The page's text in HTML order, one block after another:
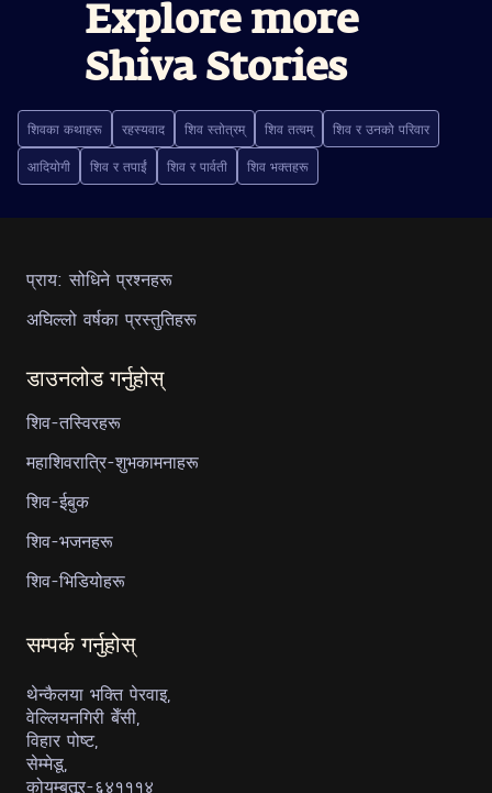
Explore more
Shiva Stories
शिवका कथाहरू रहस्यवाद शिव स्तोत्रम् शिव तत्वम् शिव र उनको परिवार
आदियोगी शिव र तपाईं शिव र पार्वती शिव भक्तहरू
प्राय: सोधिने प्रश्नहरू
अघिल्लो वर्षका प्रस्तुतिहरू
डाउनलोड गर्नुहोस्
शिव-तस्विरहरू
महाशिवरात्रि-शुभकामनाहरू
शिव-ईबुक
शिव-भजनहरू
शिव-भिडियोहरू
सम्पर्क गर्नुहोस्
थेन्कैलया भक्ति पेरवाइ,
वेल्लियनगिरी बेँसी,
विहार पोष्ट,
सेम्मेडू,
कोयम्बतूर-६४१११४